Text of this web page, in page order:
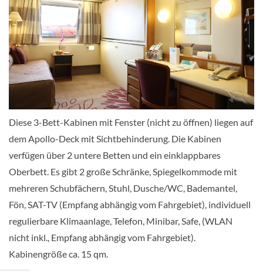
Aussenkabine
2-Bett (1 ZB) (Sichtbehinderung)-[H3]
Aussenkabine
2-Bett Glückskabine (Sichtbehinderung)
außen-[HI2]
Aussenkabine
Diese 3-Bett-Kabinen mit Fenster (nicht zu öffnen) liegen auf
dem Apollo-Deck mit Sichtbehinderung. Die Kabinen
verfügen über 2 untere Betten und ein einklappbares
Oberbett. Es gibt 2 große Schränke, Spiegelkommode mit
mehreren Schubfächern, Stuhl, Dusche/WC, Bademantel,
Fön, SAT-TV (Empfang abhängig vom Fahrgebiet), individuell
regulierbare Klimaanlage, Telefon, Minibar, Safe, (WLAN
nicht inkl., Empfang abhängig vom Fahrgebiet).
Kabinengröße ca. 15 qm.